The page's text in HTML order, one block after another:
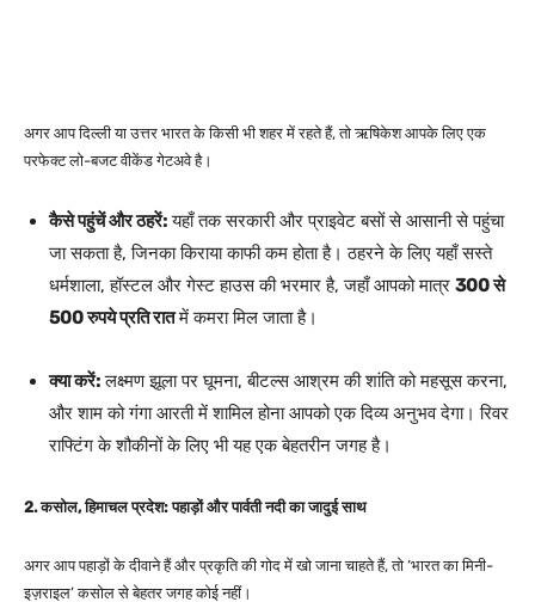
अगर आप दिल्ली या उत्तर भारत के किसी भी शहर में रहते हैं, तो ऋषिकेश आपके लिए एक
परफेक्ट लो-बजट वीकेंड गेटअवे है।
कैसे पहुंचें और ठहरें:यहाँ तक सरकारी और प्राइवेट बसों से आसानी से पहुंचा
जा सकता है, जिनका किराया काफी कम होता है। ठहरने के लिए यहाँ सस्ते
धर्मशाला, हॉस्टल और गेस्ट हाउस की भरमार है, जहाँ आपको मात्र 300 से
500 रुपये प्रति रातमें कमरा मिल जाता है।
क्या करें:लक्ष्मण झूला पर घूमना, बीटल्स आश्रम की शांति को महसूस करना,
और शाम को गंगा आरती में शामिल होना आपको एक दिव्य अनुभव देगा। रिवर
राफ्टिंग के शौकीनों के लिए भी यह एक बेहतरीन जगह है।
2. कसोल, हिमाचल प्रदेश: पहाड़ों और पार्वती नदी का जादुई साथ
अगर आप पहाड़ों के दीवाने हैं और प्रकृति की गोद में खो जाना चाहते हैं, तो ‘भारत का मिनी-
इज़राइल’ कसोल से बेहतर जगह कोई नहीं।